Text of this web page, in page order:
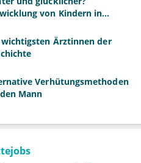
von Kindern in
wichtigsten Ärztinnen der
Verhütungsmethoden
Mann